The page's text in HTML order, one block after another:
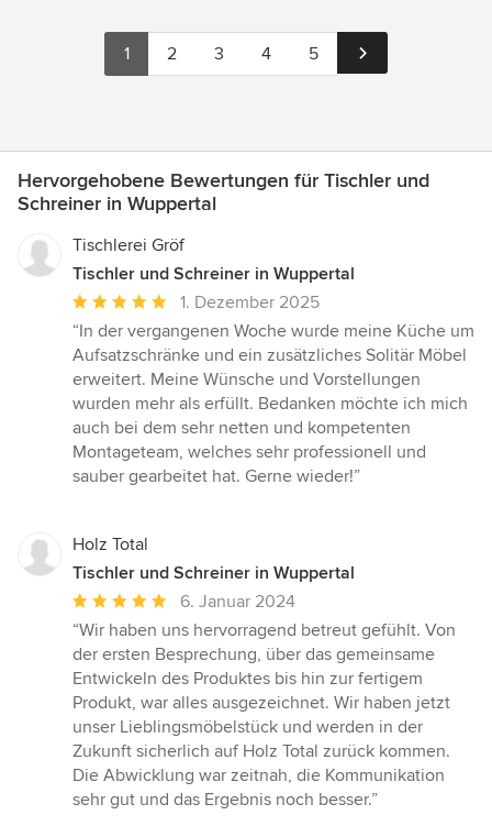
1 2 3 4 5
Hervorgehobene Bewertungen für Tischler und
Schreiner in Wuppertal
Tischlerei Gröf
Tischler und Schreiner in Wuppertal
Durchschnittliche
Bewertung:
5
von
5
Sternen
1. Dezember 2025
“In der vergangenen Woche wurde meine Küche um
Aufsatzschränke und ein zusätzliches Solitär Möbel
erweitert. Meine Wünsche und Vorstellungen
wurden mehr als erfüllt. Bedanken möchte ich mich
auch bei dem sehr netten und kompetenten
Montageteam, welches sehr professionell und
sauber gearbeitet hat. Gerne wieder!”
Holz Total
Tischler und Schreiner in Wuppertal
Durchschnittliche
Bewertung:
5
von
5
Sternen
6. Januar 2024
“Wir haben uns hervorragend betreut gefühlt. Von
der ersten Besprechung, über das gemeinsame
Entwickeln des Produktes bis hin zur fertigem
Produkt, war alles ausgezeichnet. Wir haben jetzt
unser Lieblingsmöbelstück und werden in der
Zukunft sicherlich auf Holz Total zurück kommen.
Die Abwicklung war zeitnah, die Kommunikation
sehr gut und das Ergebnis noch besser.”